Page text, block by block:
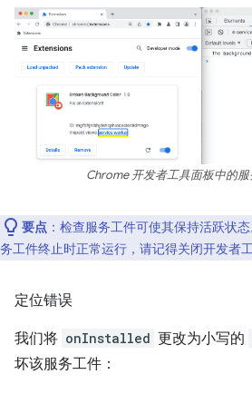
Chrome 开发者工具面板中的服
要点 ：检查服务工件可使其保持活跃状
务工件终止时正常运行，请记得关闭开发者工
定位错误
我们将 onInstalled 更改为小写的
坏该服务工件：